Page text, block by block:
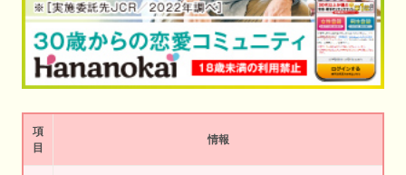
項
目
情報